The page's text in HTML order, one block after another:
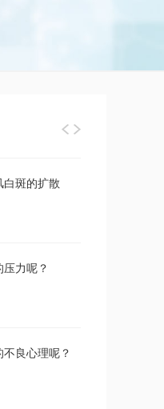
白斑的扩散
力呢？
良心理呢？